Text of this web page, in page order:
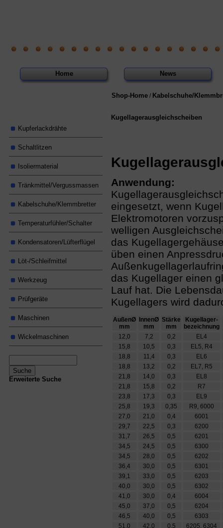
Home News
Kupferlackdrähte
Schaltlitzen
Isoliermaterial
Tränkmittel/Vergussmassen
Kabelschuhe/Klemmbretter
Temperaturfühler/Schalter
Kondensatoren/Lüfterflügel
Löt-/Schleifmittel
Werkzeug
Prüfgeräte
Maschinen
Wickelmaschinen
Erweiterte Suche
Shop-Home / Kabelschuhe/
Kugellagerausgleichscheiben
Anwendung:
eingesetzt, wenn
Elektromotoren
welligen
das
üben einen
das Kugellager einen
Lauf hat. Die
Kugellagers wird
AußenØ
mm
InnenØ
mm
Stärke
mm
Kugellager-
bezeichnung
12,0
7,2 0,2
EL4
15,8
10,5 0,3
EL5, R4
18,8
11,4 0,3
EL6
18,8
13,2 0,2
EL7, R5
21,8
14,0 0,3
EL8
21,8
15,8 0,2
R7
23,8
17,3 0,3
EL9
25,8
19,3 0,35
R9, 6000
27,0
21,0 0,4 6001
29,7
22,5 0,3 6200
31,7
26,5 0,5 6201
34,5
24,5 0,5 6300
34,5
28,0 0,5 6202
36,4
30,0 0,5 6301
39,1
33,0 0,5 6203
40,0
30,0 0,5 6302
41,0
30,0 0,4 6004
45,0
37,0 0,5 6204
46,5
40,0 0,5 6303
51,0
42,0 0,5 6205, 6304